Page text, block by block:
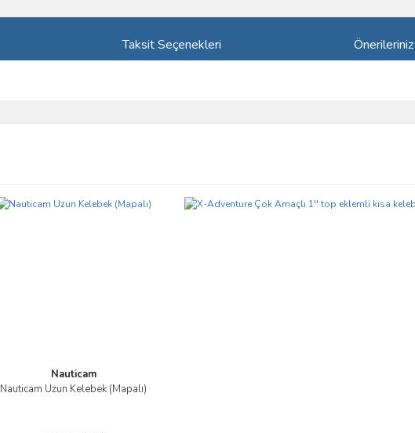
Taksit Seçenekleri Önerileriniz
Nauticam
Nauticam Uzun Kelebek (Mapalı)
İncele